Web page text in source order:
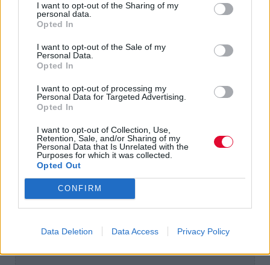
I want to opt-out of the Sharing of my
personal data.
Opted In
I want to opt-out of the Sale of my
Personal Data.
Opted In
I want to opt-out of processing my
Personal Data for Targeted Advertising.
Opted In
I want to opt-out of Collection, Use,
Retention, Sale, and/or Sharing of my
Personal Data that Is Unrelated with the
Purposes for which it was collected.
Opted Out
CONFIRM
Data Deletion Data Access Privacy Policy